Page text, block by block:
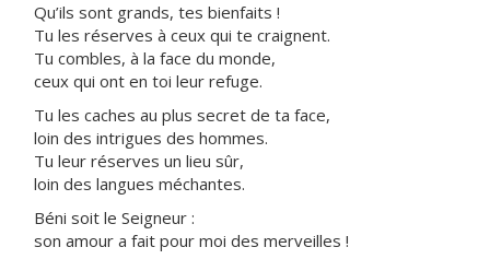
Qu’ils sont grands, tes bienfaits !
Tu les réserves à ceux qui te craignent.
Tu combles, à la face du monde,
ceux qui ont en toi leur refuge.
Tu les caches au plus secret de ta face,
loin des intrigues des hommes.
Tu leur réserves un lieu sûr,
loin des langues méchantes.
Béni soit le Seigneur :
son amour a fait pour moi des merveilles !